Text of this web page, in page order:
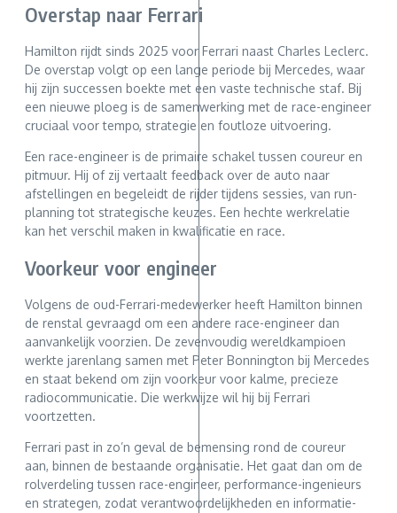
Overstap naar Ferrari
Hamilton rijdt sinds 2025 voor Ferrari naast Charles Leclerc.
De overstap volgt op een lange periode bij Mercedes, waar
hij zijn successen boekte met een vaste technische staf. Bij
een nieuwe ploeg is de samenwerking met de race-engineer
cruciaal voor tempo, strategie en foutloze uitvoering.
Een race-engineer is de primaire schakel tussen coureur en
pitmuur. Hij of zij vertaalt feedback over de auto naar
afstellingen en begeleidt de rijder tijdens sessies, van run-
planning tot strategische keuzes. Een hechte werkrelatie
kan het verschil maken in kwalificatie en race.
Voorkeur voor engineer
Volgens de oud-Ferrari-medewerker heeft Hamilton binnen
de renstal gevraagd om een andere race-engineer dan
aanvankelijk voorzien. De zevenvoudig wereldkampioen
werkte jarenlang samen met Peter Bonnington bij Mercedes
en staat bekend om zijn voorkeur voor kalme, precieze
radiocommunicatie. Die werkwijze wil hij bij Ferrari
voortzetten.
Ferrari past in zo’n geval de bemensing rond de coureur
aan, binnen de bestaande organisatie. Het gaat dan om de
rolverdeling tussen race-engineer, performance-ingenieurs
en strategen, zodat verantwoordelijkheden en informatie­